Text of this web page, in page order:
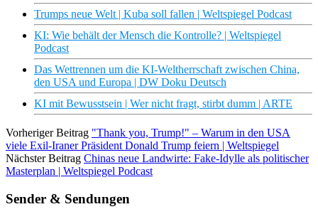
Trumps neue Welt | Kuba soll fallen | Weltspiegel Podcast
KI: Wie behält der Mensch die Kontrolle? | Weltspiegel
Podcast
Das Wettrennen um die KI-Weltherrschaft zwischen China,
den USA und Europa | DW Doku Deutsch
KI mit Bewusstsein | Wer nicht fragt, stirbt dumm | ARTE
Vorheriger Beitrag "Thank you, Trump!" – Warum in den USA
viele Exil-Iraner Präsident Donald Trump feiern | Weltspiegel
Nächster Beitrag Chinas neue Landwirte: Fake-Idylle als politischer
Masterplan | Weltspiegel Podcast
Sender & Sendungen